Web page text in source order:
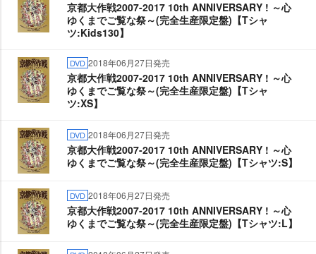
京都大作戦2007-2017 10th ANNIVERSARY ! ～心
ゆくまでご覧な祭～(完全生産限定盤)【Tシャ
ツ:Kids130】
DVD 2018年06月27日発売
京都大作戦2007-2017 10th ANNIVERSARY ! ～心
ゆくまでご覧な祭～(完全生産限定盤)【Tシャ
ツ:XS】
DVD 2018年06月27日発売
京都大作戦2007-2017 10th ANNIVERSARY ! ～心
ゆくまでご覧な祭～(完全生産限定盤)【Tシャツ:S】
DVD 2018年06月27日発売
京都大作戦2007-2017 10th ANNIVERSARY ! ～心
ゆくまでご覧な祭～(完全生産限定盤)【Tシャツ:L】